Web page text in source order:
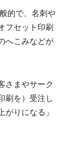
的で、名刺や
フセット印刷
へこみなどが
さまやサーク
刷を）受注し
りになる」